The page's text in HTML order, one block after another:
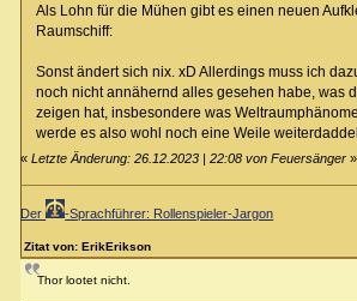
Als Lohn für die Mühen gibt es einen neuen
Raumschiff:
Sonst ändert sich nix. xD Allerdings muss ich
noch nicht annähernd alles gesehen habe, was
zeigen hat, insbesondere was
werde es also wohl noch eine Weile
«Letzte Änderung: 26.12.2023 | 22:08 von Feuersänger »
Der -Sprachführer: Rollenspieler-Jargon
Zitat von: ErikErikson
Thor lootet nicht.